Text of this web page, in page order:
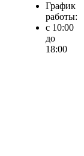
График
работы:
с 10:00
до
18:00